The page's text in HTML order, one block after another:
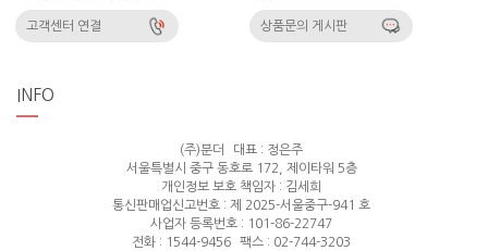
고객센터 연결 상품문의 게시판
INFO
(주)분더
대표 : 정은주
서울특별시 중구 동호로 172, 제이타워 5층
개인정보 보호 책임자 : 김세희
통신판매업신고번호 : 제 2025-서울중구-941 호
사업자 등록번호 : 101-86-22747
전화 : 1544-9456
팩스 : 02-744-3203